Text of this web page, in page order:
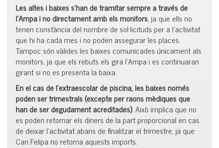
Les altes i baixes s’han de tramitar sempre a través de
l’Ampai no directament amb els monitors, ja que ells no
tenen constància del nombre de sol·licituds per a l’activitat
que hi ha cada mes i no poden assegurar les places.
Tampoc són vàlides les baixes comunicades únicament als
monitors, ja que els rebuts els gira l’Ampa i es continuaran
girant si no es presenta la baixa.
En el cas de l’extraescolar de piscina, les baixes només
poden ser trimestrals (excepte per raons mèdiques que
han de ser degudament acreditades). Això implica que no
es poden retornar els diners de la part proporcional en cas
de deixar l’activitat abans de finalitzar el trimestre, ja que
Can Felipa no retorna aquests imports.